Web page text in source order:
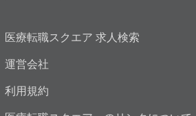
医療転職スクエア 求人検索
運営会社
利用規約